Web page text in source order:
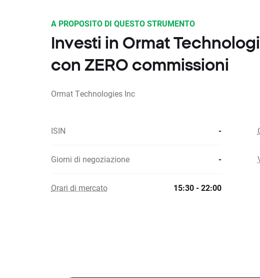
A PROPOSITO DI QUESTO STRUMENTO
Investi in Ormat
con ZERO commissioni
Ormat Technologies Inc
ISIN -
Giorni di negoziazione -
Orari di mercato 15:30 - 22:00